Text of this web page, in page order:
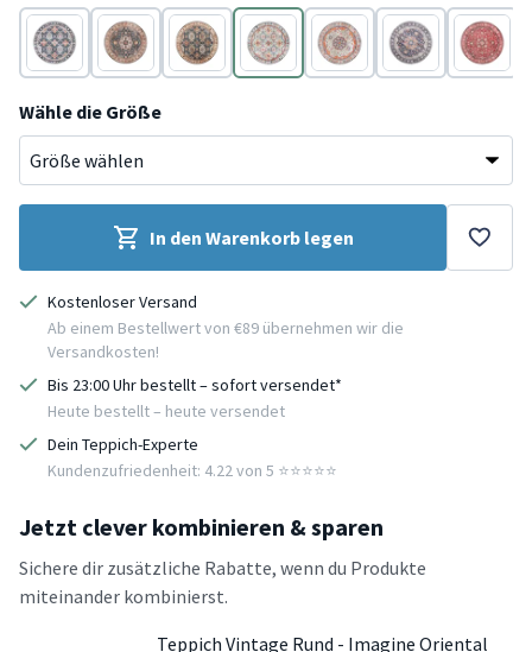
Blau Bunt Bunt Bunt Bunt Blau
Rot
Wähle die Größe
In den Warenkorb legen
Kostenloser Versand
Ab einem Bestellwert von €89 übernehmen wir die
Versandkosten!
Bis 23:00 Uhr bestellt – sofort versendet*
Heute bestellt – heute versendet
Dein Teppich-Experte
Kundenzufriedenheit: 4.22 von 5 ⭐️⭐️⭐️⭐️⭐️
Jetzt clever kombinieren & sparen
Sichere dir zusätzliche Rabatte, wenn du Produkte
miteinander kombinierst.
Teppich Vintage Rund - Imagine Oriental